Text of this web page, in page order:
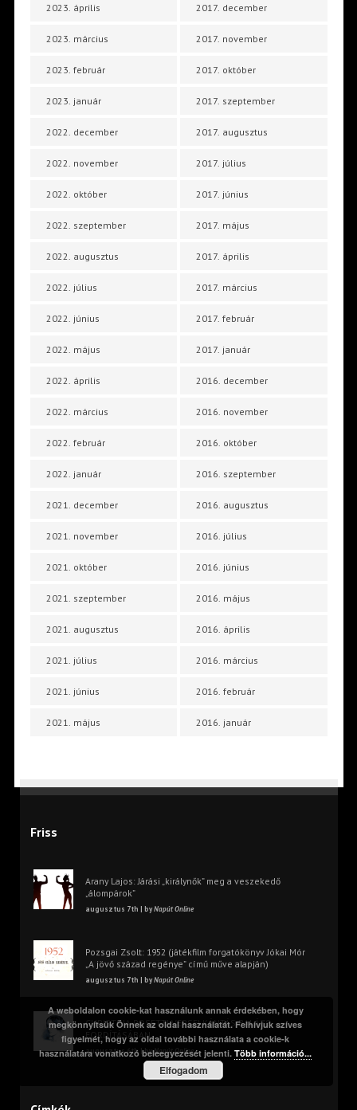
2023. április
2023. március
2023. február
2023. január
2022. december
2022. november
2022. október
2022. szeptember
2022. augusztus
2022. július
2022. június
2022. május
2022. április
2022. március
2022. február
2022. január
2021. december
2021. november
2021. október
2021. szeptember
2021. augusztus
2021. július
2021. június
2021. május
2017. december
2017. november
2017. október
2017. szeptember
2017. augusztus
2017. július
2017. június
2017. május
2017. április
2017. március
2017. február
2017. január
2016. december
2016. november
2016. október
2016. szeptember
2016. augusztus
2016. július
2016. június
2016. május
2016. április
2016. március
2016. február
2016. január
Friss
Arany Lajos: Járási „királynők” meg a veszekedő
„álompárok”
augusztus 7th | byNapút Online
Pozsgai Zsolt: 1952 (játékfilm forgatókönyv Jókai Mór
„A jövő század regénye” című műve alapján)
augusztus 7th | byNapút Online
CHRISTINA ROSETTI VERSEI KÁNTÁS BALÁZS
FORDÍTÁSÁBAN
augusztus 6th | byNapút Online
A weboldalon cookie-kat használunk annak érdekében, hogy
megkönnyítsük Önnek az oldal használatát. Felhívjuk szíves
figyelmét, hogy az oldal további használata a cookie-k
használatára vonatkozó beleegyezését jelenti.Több információ...
Elfogadom